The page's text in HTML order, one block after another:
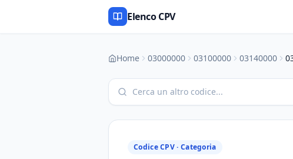
Elenco CPV
Home 03000000 03100000 03140000
Codice CPV · Categoria